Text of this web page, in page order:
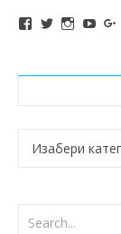
ViewViewView
Категорије